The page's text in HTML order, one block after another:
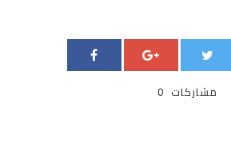
0 مشاركات